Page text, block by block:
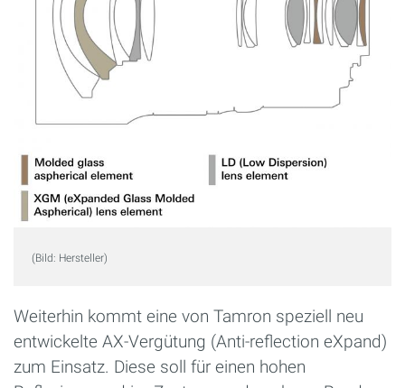
(Bild: Hersteller)
Weiterhin kommt eine von Tamron speziell neu
entwickelte AX-Vergütung (Anti-reflection eXpand)
zum Einsatz. Diese soll für einen hohen